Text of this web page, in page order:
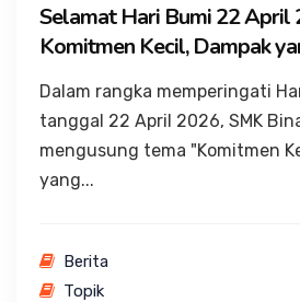
Selamat Hari Bumi 22 April
Komitmen Kecil, Dampak
Dalam rangka memperingati
tanggal 22 April 2026, SMK
mengusung tema "Komitmen
yang...
Berita
Topik